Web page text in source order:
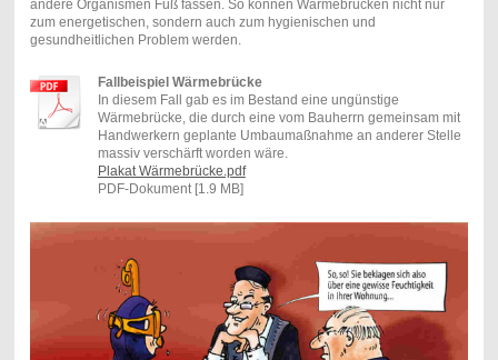
andere Organismen Fuß fassen. So können Wärmebrücken nicht nur
zum energetischen, sondern auch zum hygienischen und
gesundheitlichen Problem werden.
Fallbeispiel Wärmebrücke
In diesem Fall gab es im Bestand eine ungünstige
Wärmebrücke, die durch eine vom Bauherrn gemeinsam mit
Handwerkern geplante Umbaumaßnahme an anderer Stelle
massiv verschärft worden wäre.
Plakat Wärmebrücke.pdf
PDF-Dokument [1.9 MB]